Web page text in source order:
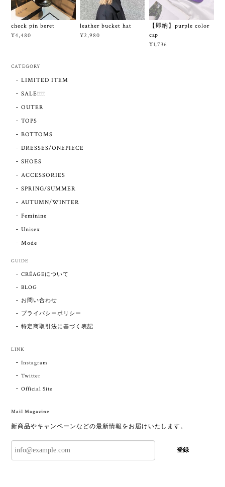
check pin beret
¥4,480
leather bucket hat
¥2,980
【即納】purple color
cap
¥1,736
CATEGORY
LIMITED ITEM
SALE!!!!
OUTER
TOPS
BOTTOMS
DRESSES/ONEPIECE
SHOES
ACCESSORIES
SPRING/SUMMER
AUTUMN/WINTER
Feminine
Unisex
Mode
GUIDE
CRÉAGEについて
BLOG
お問い合わせ
プライバシーポリシー
特定商取引法に基づく表記
LINK
Instagram
Twitter
Official Site
Mail Magazine
新商品やキャンペーンなどの最新情報をお届けいたします。
登録